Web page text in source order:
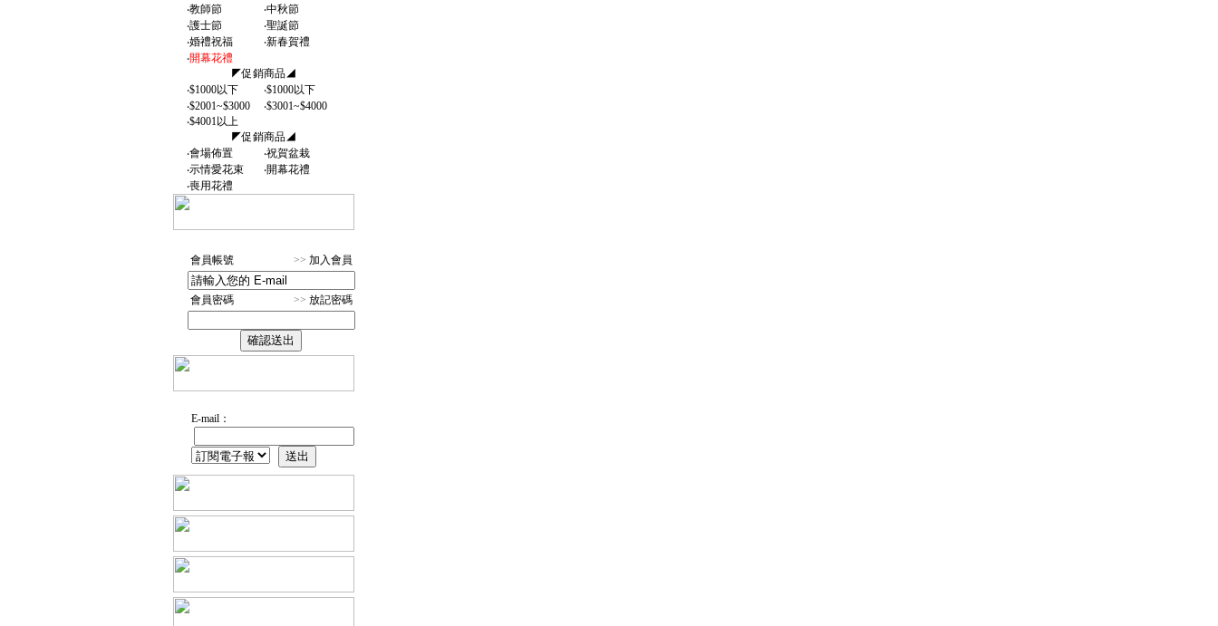
‧教師節 ‧中秋節
‧護士節 ‧聖誕節
‧婚禮祝福 ‧新春賀禮
‧開幕花禮
◤促銷商品◢
‧$1000以下 ‧$1000以下
‧$2001~$3000 ‧$3001~$4000
‧$4001以上
◤促銷商品◢
‧會場佈置 ‧祝賀盆栽
‧示情愛花束 ‧開幕花禮
‧喪用花禮
會員帳號 >> 加入會員
會員密碼 >> 放記密碼
E-mail：